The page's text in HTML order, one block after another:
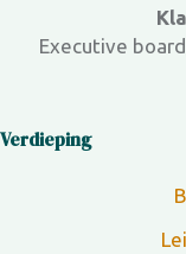
Executive
Verdieping